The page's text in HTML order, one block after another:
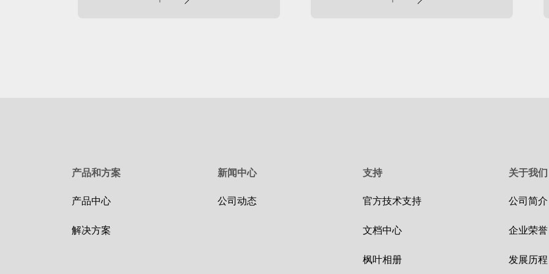
产品和方案
产品中心
解决方案
新闻中心
公司动态
支持
官方技术支持
文档中心
枫叶相册
关于我们
公司简介
企业荣誉
发展历程